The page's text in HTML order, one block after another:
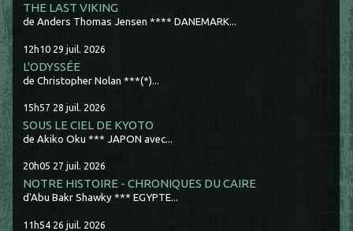
THE LAST VIKING
de Anders Thomas Jensen **** DANEMARK...
12h10 29 juil. 2026
L'ODYSSÉE
de Christopher Nolan ***(*)...
15h57 28 juil. 2026
SOUS LE CIEL DE KYOTO
de Akiko Oku *** JAPON avec...
20h05 27 juil. 2026
NOTRE HISTOIRE - CHRONIQUES DU CAIRE
d'Abu Bakr Shawky *** EGYPTE...
11h54 26 juil. 2026